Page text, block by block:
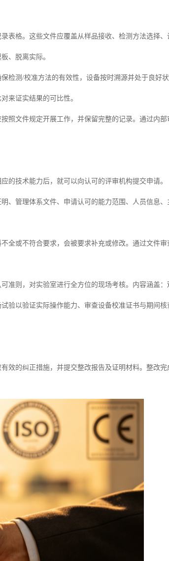
表格。这些文件应覆盖从样品接收、检测方法选择、
、脱离实际。
检测/校准方法的有效性，设备按时溯源并处于良好
来证实结果的可比性。
照文件规定开展工作，并保留完整的记录。通过内部
的技术能力后，就可以向认可的评审机构提交申请。
、管理体系文件、申请认可的能力范围、人员信息、
全或不符合要求，会被要求补充或修改。通过文件审
准则，对实验室进行全方位的现场考核。内容涵盖：
验以验证实际操作能力、审查设备校准证书与期间核
效的纠正措施，并提交整改报告及证明材料。整改完